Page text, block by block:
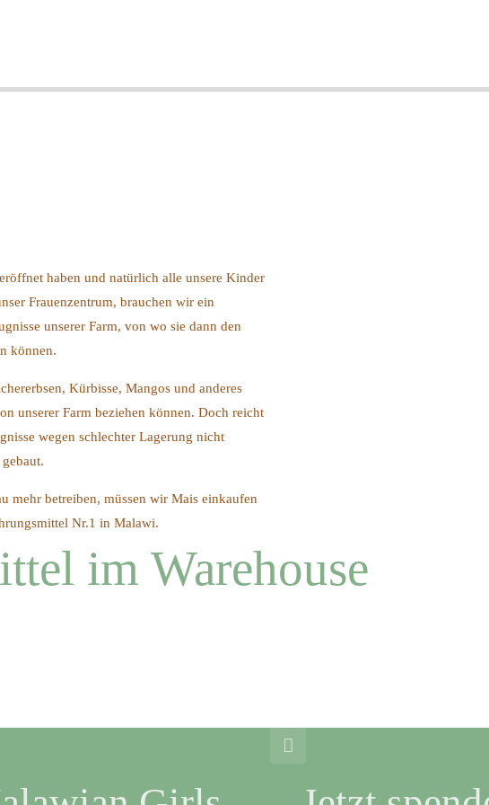
haben und natürlich alle unsere Kinder
Frauenzentrum, brauchen wir ein
unserer Farm, von wo sie dann den
können.
Kürbisse, Mangos und anderes
unserer Farm beziehen können. Doch reicht
wegen schlechter Lagerung nicht
mehr betreiben, müssen wir Mais einkaufen
Nr.1 in Malawi.
im Warehouse